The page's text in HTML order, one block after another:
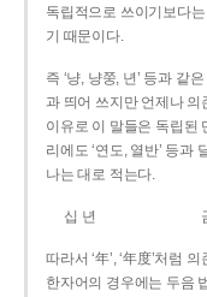
독립적으로 쓰이기보다
기 때문이다.
즉 ‘냥, 냥쭝, 년’ 등과 같
과 띄어 쓰지만 언제나
이유로 이 말들은 독립된
리에도 ‘연도, 열반’ 등과
나는 대로 적는다.
십 년
따라서 ‘年’, ‘年度’처럼
한자어의 경우에는 두음